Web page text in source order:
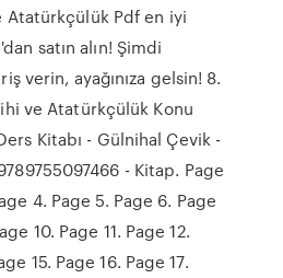
Atatürkçülük Pdf en iyi
satın alın! Şimdi
verin, ayağınıza gelsin! 8.
ve Atatürkçülük Konu
Kitabı - Gülnihal Çevik -
- Kitap. Page
4. Page 5. Page 6. Page
10. Page 11. Page 12.
15. Page 16. Page 17.